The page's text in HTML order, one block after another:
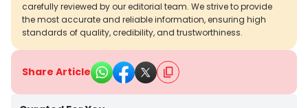
carefully reviewed by our editorial team. We strive to provide
the most accurate and reliable information, ensuring high
standards of quality, credibility, and trustworthiness.
Share Article